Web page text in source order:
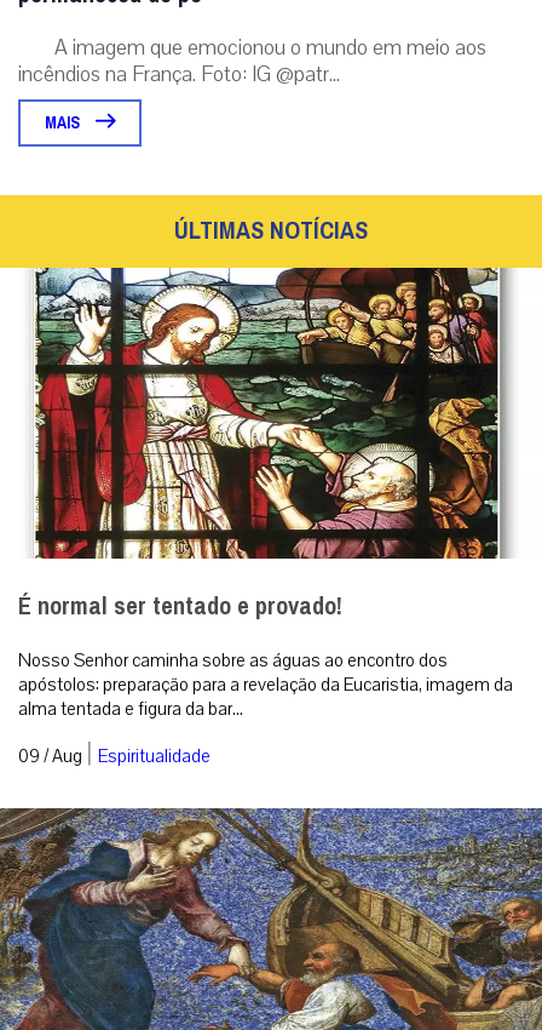
A imagem que emocionou o mundo em meio aos
incêndios na França. Foto: IG @patr...
MAIS
ÚLTIMAS NOTÍCIAS
É normal ser tentado e provado!
Nosso Senhor caminha sobre as águas ao encontro dos
apóstolos: preparação para a revelação da Eucaristia, imagem da
alma tentada e figura da bar...
09 / Aug | Espiritualidade